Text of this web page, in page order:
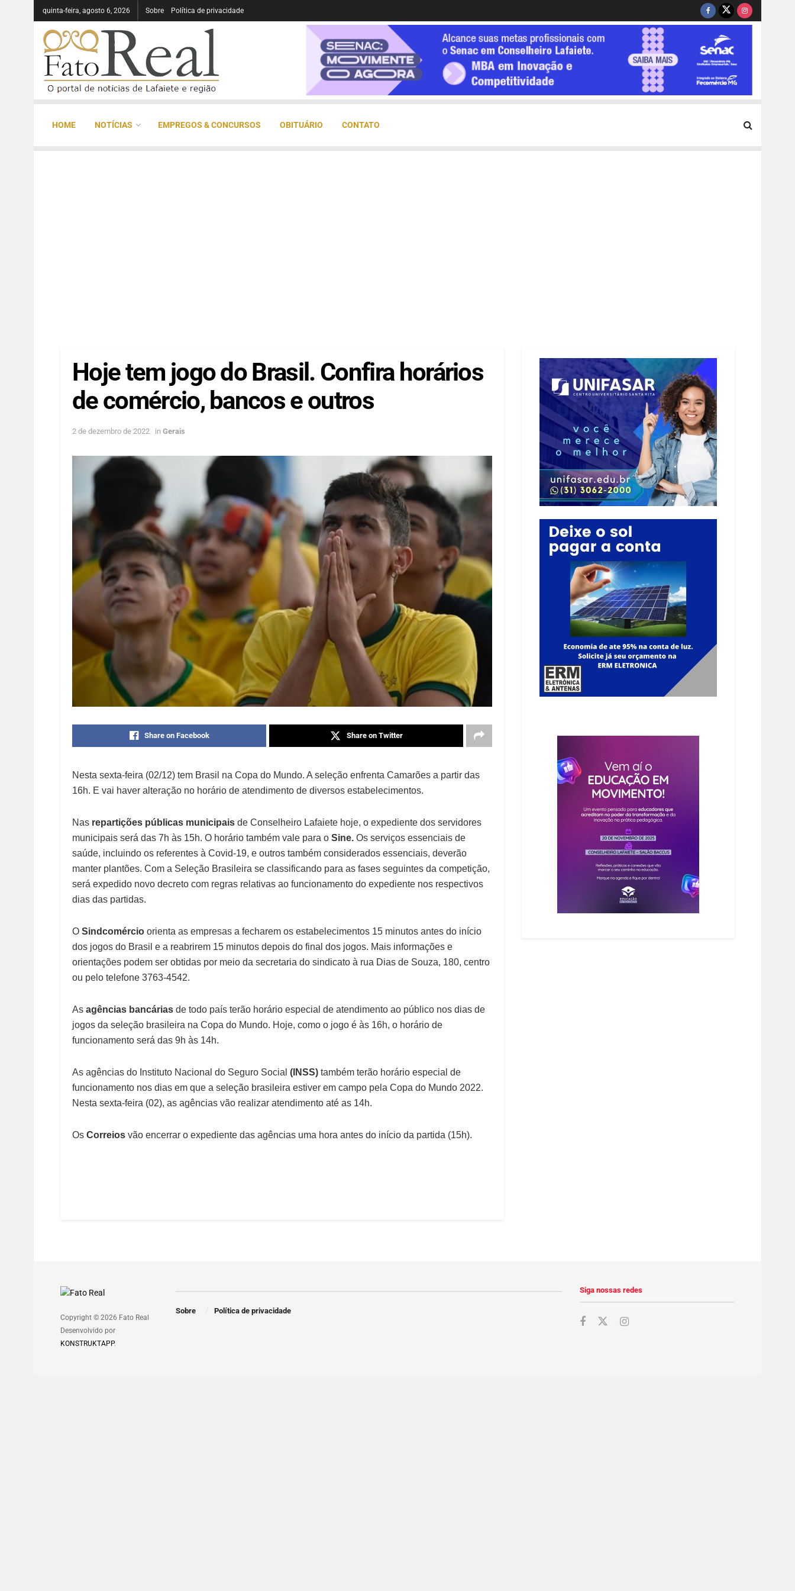
quinta-feira, agosto 6, 2026 Sobre Política de privacidade
HOME NOTÍCIAS EMPREGOS & CONCURSOS OBITUÁRIO CONTATO
Hoje tem jogo do Brasil. Confira horários
de comércio, bancos e outros
2 de dezembro de 2022 in Gerais
Share on Facebook Share on Twitter
Nesta sexta-feira (02/12) tem Brasil na Copa do Mundo. A seleção enfrenta Camarões a partir das
16h. E vai haver alteração no horário de atendimento de diversos estabelecimentos.
Nas repartições públicas municipais de Conselheiro Lafaiete hoje, o expediente dos servidores
municipais será das 7h às 15h. O horário também vale para o Sine. Os serviços essenciais de
saúde, incluindo os referentes à Covid-19, e outros também considerados essenciais, deverão
manter plantões. Com a Seleção Brasileira se classificando para as fases seguintes da competição,
será expedido novo decreto com regras relativas ao funcionamento do expediente nos respectivos
dias das partidas.
O Sindcomércio orienta as empresas a fecharem os estabelecimentos 15 minutos antes do início
dos jogos do Brasil e a reabrirem 15 minutos depois do final dos jogos. Mais informações e
orientações podem ser obtidas por meio da secretaria do sindicato à rua Dias de Souza, 180, centro
ou pelo telefone 3763-4542.
As agências bancárias de todo país terão horário especial de atendimento ao público nos dias de
jogos da seleção brasileira na Copa do Mundo. Hoje, como o jogo é às 16h, o horário de
funcionamento será das 9h às 14h.
As agências do Instituto Nacional do Seguro Social (INSS) também terão horário especial de
funcionamento nos dias em que a seleção brasileira estiver em campo pela Copa do Mundo 2022.
Nesta sexta-feira (02), as agências vão realizar atendimento até as 14h.
Os Correios vão encerrar o expediente das agências uma hora antes do início da partida (15h).
Copyright © 2026 Fato Real
Desenvolvido por
KONSTRUKTAPP.
Sobre Política de privacidade
Siga nossas redes